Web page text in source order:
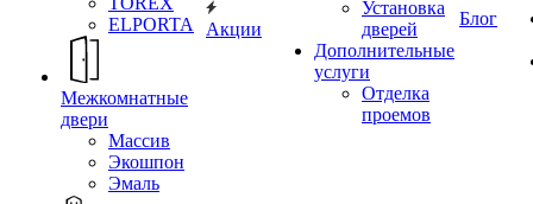
ELPORTA
Межкомнатные
двери
Массив
Экошпон
Эмаль
Акции
Установка
дверей
Дополнительные
услуги
Отделка
проемов
Блог